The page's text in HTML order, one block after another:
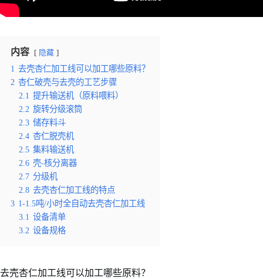
内容 隐藏
1 去壳杏仁加工线可以加工哪些原料？
2 杏仁破壳与去壳的工艺步骤
2.1 提升输送机（原料喂料）
2.2 旋转分级滚筒
2.3 储存料斗
2.4 杏仁脱壳机
2.5 集料输送机
2.6 壳-核分离器
2.7 分级机
2.8 去壳杏仁加工线的特点
3 1-1.5吨/小时全自动去壳杏仁加工线
3.1 设备清单
3.2 设备规格
去壳杏仁加工线可以加工哪些原料？